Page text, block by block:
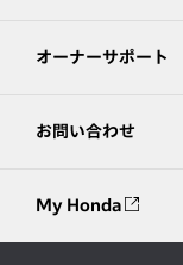
オーナーサポート
お問い合わせ
My Honda